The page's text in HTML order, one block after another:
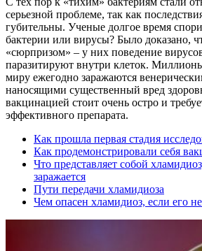
серьезной проблеме, так как
губительны. Ученые долгое время
бактерии или вирусы? Было доказано,
«сюрпризом» – у них поведение
паразитируют внутри клеток.
миру ежегодно заражаются
наносящими существенный вред
вакцинацией стоит очень остро и
эффективного препарата.
Как прошла первая стадия
Как продемонстрировали себя
Что представляет собой
заражается
Пути передачи хламидиоза
Чем опасен хламидиоз, если его